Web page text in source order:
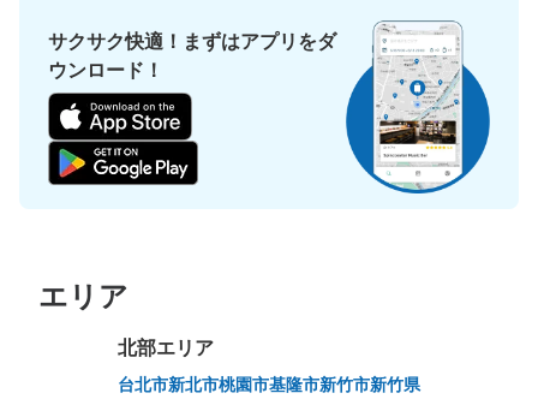
手ぶらで1日快適に！
どんなサイズの荷物もOK
楽器、ベビーカー、ゴルフバッグ等、1人が持てる大きさの荷物であればどんなサイズでも
万が一に備えた安心補償
荷物の破損、盗難等万が一に備えた保証も完備で安心
サクサク快適！まずはアプリをダ
ウンロード！
エリア
北部エリア
台北市新北市桃園市基隆市新竹市新竹県